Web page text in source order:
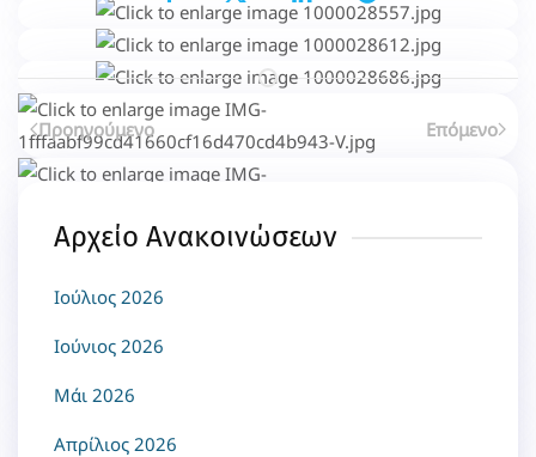
Επιλέγοντας κάποιο από τα κοινωνικά δίκτυα μπορείτε να
Προηγούμενο Επόμενο
Αρχείο Ανακοινώσεων
Ιούλιος 2026
Ιούνιος 2026
Μάι 2026
Απρίλιος 2026